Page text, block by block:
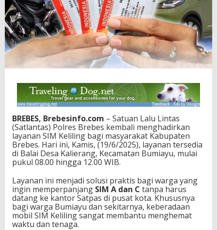
BREBES, Brebesinfo.com – Satuan Lalu Lintas
(Satlantas) Polres Brebes kembali menghadirkan
layanan SIM Keliling bagi masyarakat Kabupaten
Brebes. Hari ini, Kamis, (19/6/2025), layanan tersedia
di Balai Desa Kalierang, Kecamatan Bumiayu, mulai
pukul 08.00 hingga 12.00 WIB.
Layanan ini menjadi solusi praktis bagi warga yang
ingin memperpanjang SIM A dan C tanpa harus
datang ke kantor Satpas di pusat kota. Khususnya
bagi warga Bumiayu dan sekitarnya, keberadaan
mobil SIM Keliling sangat membantu menghemat
waktu dan tenaga.